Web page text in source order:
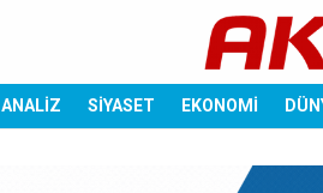
ANALİZ SİYASET EKONOMİ